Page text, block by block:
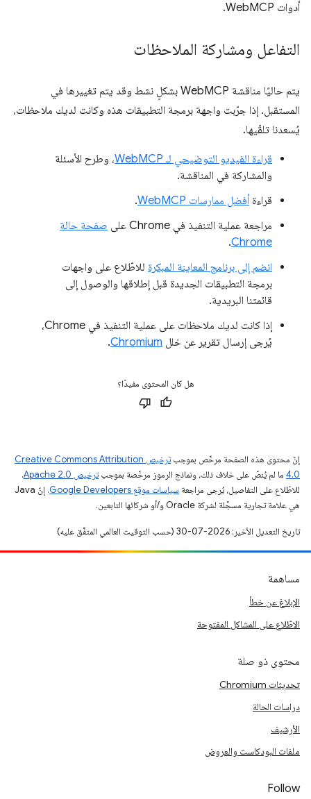
أدوات WebMCP.
التفاعل ومشاركة الملاحظات
يتم حاليًا مناقشة WebMCP بشكلٍ نشط وقد يتم تغييرها في
المستقبل. إذا جرّبت واجهة برمجة التطبيقات هذه وكانت لديك ملاحظات،
يُسعدنا تلقّيها.
قراءة الفيديو التوضيحي لـ WebMCP
، وطرح الأسئلة
والمشاركة في المناقشة.
قراءة أفضل ممارسات WebMCP
.
مراجعة عملية التنفيذ في Chrome على
صفحة حالة
Chrome
.
انضم إلى برنامج المعاينة المبكرة للاطّلاع على واجهات
برمجة التطبيقات الجديدة قبل إطلاقها والوصول إلى
قائمتنا البريدية.
إذا كانت لديك ملاحظات على عملية التنفيذ في Chrome،
يُرجى إرسال تقرير عن خلل Chromium
.
هل كان المحتوى مفيدًا؟
إنّ محتوى هذه الصفحة مرخّص بموجب
ترخيص Creative Commons Attribution
4.0‏ ما لم يُنصّ على خلاف ذلك، ونماذج الرموز مرخّصة بموجبترخيص Apache 2.0‏
.
للاطّلاع على التفاصيل، يُرجى مراجعة سياسات موقع Google Developers‏
. إنّ Java
هي علامة تجارية مسجَّلة لشركة Oracle و/أو شركائها التابعين.
تاريخ التعديل الأخير: 2026-07-30 (حسب التوقيت العالمي المتفَّق عليه)
مساهمة
الإبلاغ عن خطأ
الاطّلاع على المشاكل المفتوحة
محتوى ذو صلة
تحديثات Chromium
دراسات الحالة
الأرشيف
ملفات البودكاست والعروض
Follow